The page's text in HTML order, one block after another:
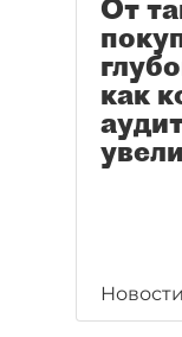
От
как